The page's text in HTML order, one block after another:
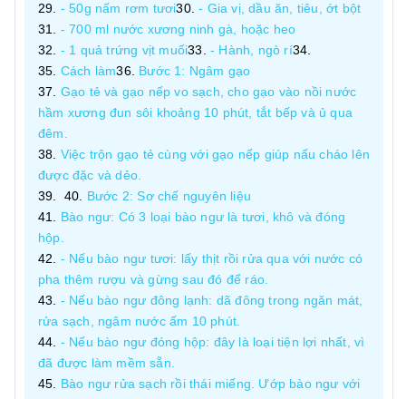
- 50g nấm rơm tươi
- Gia vị, dầu ăn, tiêu, ớt bột
- 700 ml nước xương ninh gà, hoặc heo
- 1 quả trứng vịt muối
- Hành, ngò rí
Cách làm
Bước 1: Ngâm gạo
Gạo tẻ và gạo nếp vo sạch, cho gạo vào nồi nước
hầm xương đun sôi khoảng 10 phút, tắt bếp và ủ qua
đêm.
Việc trộn gạo tẻ cùng với gạo nếp giúp nấu cháo lên
được đặc và dẻo.
Bước 2: Sơ chế nguyên liệu
Bào ngư: Có 3 loại bào ngư là tươi, khô và đóng
hộp.
- Nếu bào ngư tươi: lấy thịt rồi rửa qua với nước có
pha thêm rượu và gừng sau đó để ráo.
- Nếu bào ngư đông lạnh: dã đông trong ngăn mát,
rửa sạch, ngâm nước ấm 10 phút.
- Nếu bào ngư đóng hộp: đây là loại tiện lợi nhất, vì
đã được làm mềm sẵn.
Bào ngư rửa sạch rồi thái miếng. Ướp bào ngư với